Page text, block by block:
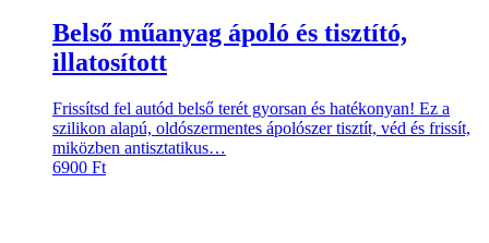
Belső műanyag ápoló és tisztító,
illatosított
Frissítsd fel autód belső terét gyorsan és hatékonyan! Ez a
szilikon alapú, oldószermentes ápolószer tisztít, véd és frissít,
miközben antisztatikus…
6900 Ft